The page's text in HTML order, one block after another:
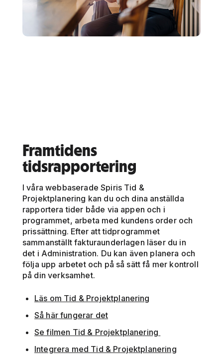
Framtidens
tidsrapportering
I våra webbaserade Spiris Tid &
Projektplanering kan du och dina anställda
rapportera tider både via appen och i
programmet, arbeta med kundens order och
prissättning. Efter att tidprogrammet
sammanställt fakturaunderlagen läser du in
det i Administration. Du kan även planera och
följa upp arbetet och på så sätt få mer kontroll
på din verksamhet.
Läs om Tid & Projektplanering
Så här fungerar det
Se filmen Tid & Projektplanering
Integrera med Tid & Projektplanering